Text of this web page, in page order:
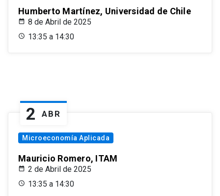
Humberto Martínez, Universidad de Chile
8 de Abril de 2025
13:35 a 14:30
2 ABR
Microeconomía Aplicada
Mauricio Romero, ITAM
2 de Abril de 2025
13:35 a 14:30